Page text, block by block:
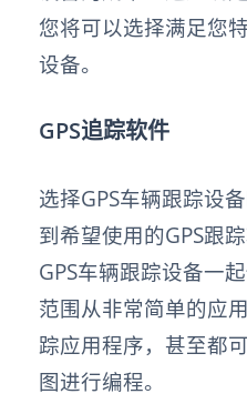
您将可以选择满足您
设备。
GPS追踪软件
选择GPS车辆跟踪设
到希望使用的GPS跟
GPS车辆跟踪设备一
范围从非常简单的应
踪应用程序，甚至都
图进行编程。